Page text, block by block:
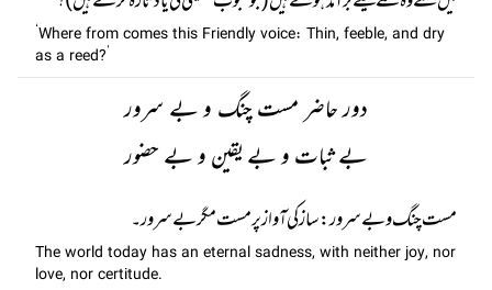
‘Where from comes this Friendly voice: Thin, feeble, and dry
as a reed?’
دور حاضر مست چنگ و بے سرور
بے ثبات و بے یقین و بے حضور
مست چنگ و بے سرور: ساز کی آواز پر مست مگر بے سرور۔
The world today has an eternal sadness, with neither joy, nor
love, nor certitude.